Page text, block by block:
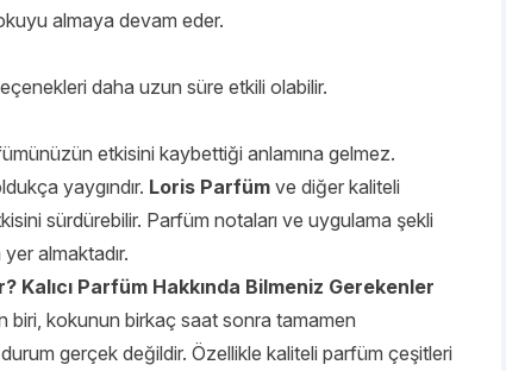
almaya devam eder.
daha uzun süre etkili olabilir.
etkisini kaybettiği anlamına gelmez.
yaygındır. Loris Parfüm ve diğer kaliteli
sürdürebilir. Parfüm notaları ve uygulama şekli
almaktadır.
Parfüm Hakkında Bilmeniz Gerekenler
biri, kokunun birkaç saat sonra tamamen
gerçek değildir. Özellikle kaliteli parfüm çeşitleri